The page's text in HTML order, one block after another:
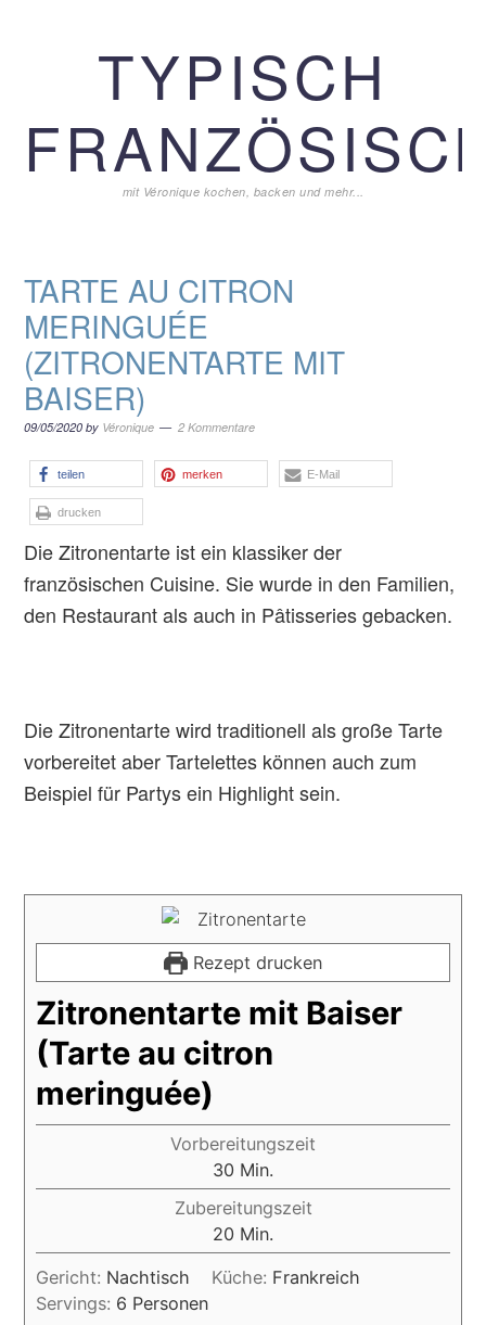
TYPISCH
mit Véronique kochen, backen und mehr...
TARTE AU CITRON
MERINGUÉE
(ZITRONENTARTE MIT
BAISER)
09/05/2020 by Véronique 2 Kommentare
teilen merken E-Mail
drucken
Die Zitronentarte ist ein klassiker der
französischen Cuisine. Sie wurde in den Familien,
den Restaurant als auch in Pâtisseries gebacken.
Die Zitronentarte wird traditionell als große Tarte
vorbereitet aber Tartelettes können auch zum
Beispiel für Partys ein Highlight sein.
Rezept drucken
Zitronentarte mit Baiser
(Tarte au citron
meringuée)
Vorbereitungszeit
30 Min.
Zubereitungszeit
20 Min.
Gericht: Nachtisch Küche: Frankreich
Servings: 6 Personen